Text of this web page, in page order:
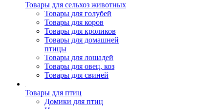
Товары для сельхоз животных
Товары для голубей
Товары для коров
Товары для кроликов
Товары для домашней
птицы
Товары для лошадей
Товары для овец, коз
Товары для свиней
Товары для птиц
Домики для птиц